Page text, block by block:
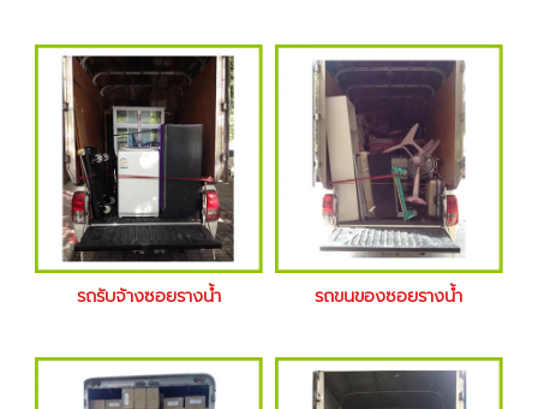
รถรับจ้างซอยรางน้ำ รถขนของซอยรางน้ำ